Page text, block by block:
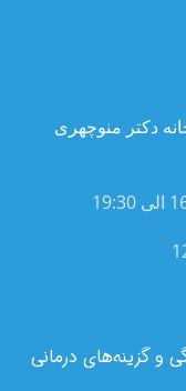
دکتر منوچهری
و گزینه‌های درمانی